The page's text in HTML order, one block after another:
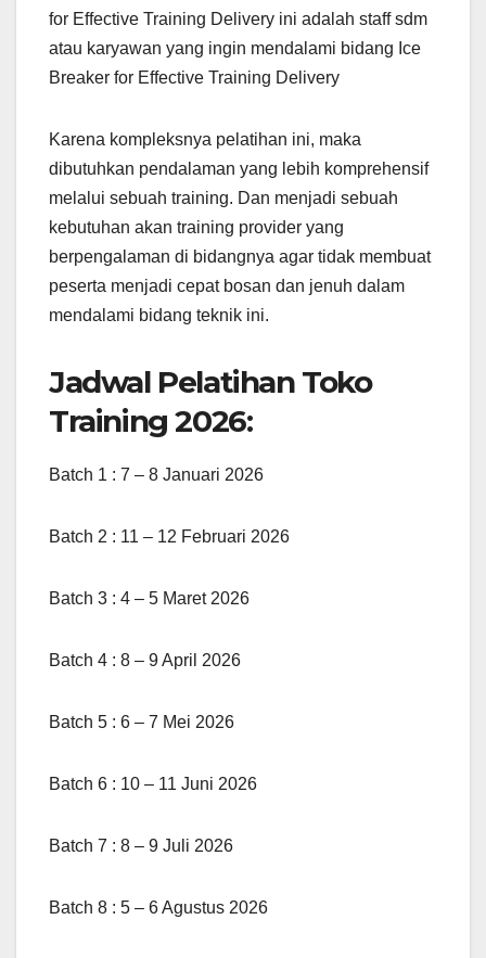
for Effective Training Delivery ini adalah staff sdm
atau karyawan yang ingin mendalami bidang Ice
Breaker for Effective Training Delivery
Karena kompleksnya pelatihan ini, maka
dibutuhkan pendalaman yang lebih komprehensif
melalui sebuah training. Dan menjadi sebuah
kebutuhan akan training provider yang
berpengalaman di bidangnya agar tidak membuat
peserta menjadi cepat bosan dan jenuh dalam
mendalami bidang teknik ini.
Jadwal Pelatihan Toko
Training 2026:
Batch 1 : 7 – 8 Januari 2026
Batch 2 : 11 – 12 Februari 2026
Batch 3 : 4 – 5 Maret 2026
Batch 4 : 8 – 9 April 2026
Batch 5 : 6 – 7 Mei 2026
Batch 6 : 10 – 11 Juni 2026
Batch 7 : 8 – 9 Juli 2026
Batch 8 : 5 – 6 Agustus 2026